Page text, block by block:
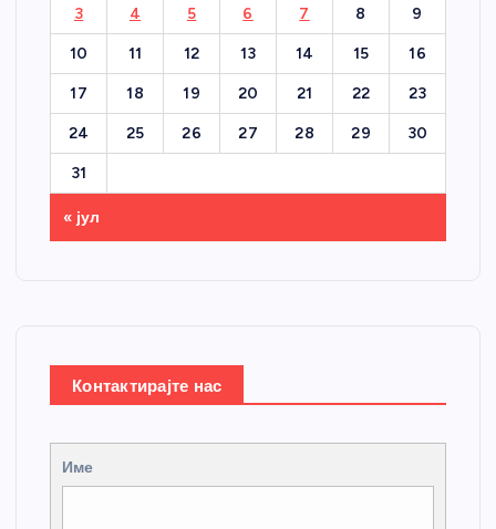
3 4 5 6 7 8 9
10 11 12 13 14 15 16
17 18 19 20 21 22 23
24 25 26 27 28 29 30
31
« јул
Контактирајте нас
Име